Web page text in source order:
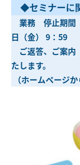
◆セミナーに
業務 停止期間
日（金） 9：59
ご返答、ご案内
たします。
（ホームページ